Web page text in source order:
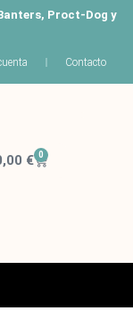
Proct-Dog y
Contacto
€ 0
Carrito